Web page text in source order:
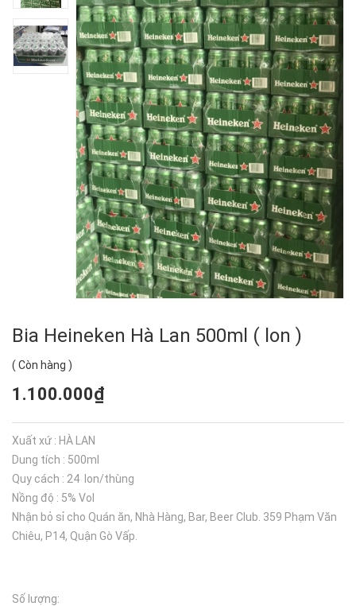
Bia Heineken Hà Lan 500ml ( lon )
(Còn hàng )
1.100.000₫
Xuất xứ : HÀ LAN
Dung tích : 500ml
Quy cách : 24 lon/thùng
Nồng độ : 5% Vol
Nhận bỏ sỉ cho Quán ăn, Nhà Hàng, Bar, Beer Club. 359 Phạm Văn
Chiêu, P14, Quận Gò Vấp.
Số lượng: